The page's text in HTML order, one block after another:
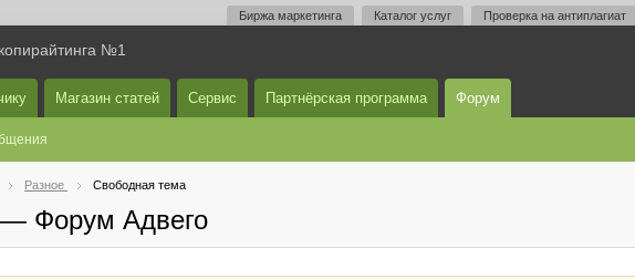
Биржа маркетинга Каталог услуг Проверка на антиплагиат
№1
Магазин статей Сервис Партнёрская программа Форум
Разное Свободная тема
Форум Адвего